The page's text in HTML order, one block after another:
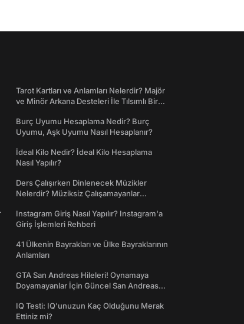
Tarot Kartları ve Anlamları Nelerdir? Majör
ve Minör Arkana Desteleri İle Tılsımlı Bir
Burç Uyumu Hesaplama Nedir? Burç
Uyumu, Aşk Uyumu Nasıl Hesaplanır?
İdeal Kilo Nedir? İdeal Kilo Hesaplama
Nasıl Yapılır?
Ders Çalışırken Dinlenecek Müzikler
Nelerdir? Müziksiz Çalışamayanlar
Instagram Giriş Nasıl Yapılır? Instagram'a
Giriş İşlemleri Rehberi
41 Ülkenin Bayrakları ve Ülke Bayraklarının
Anlamları
GTA San Andreas Hileleri! Oynamaya
Doyamayanlar İçin Güncel San Andreas
IQ Testi: IQ'unuzun Kaç Olduğunu Merak
Ettiniz mi?